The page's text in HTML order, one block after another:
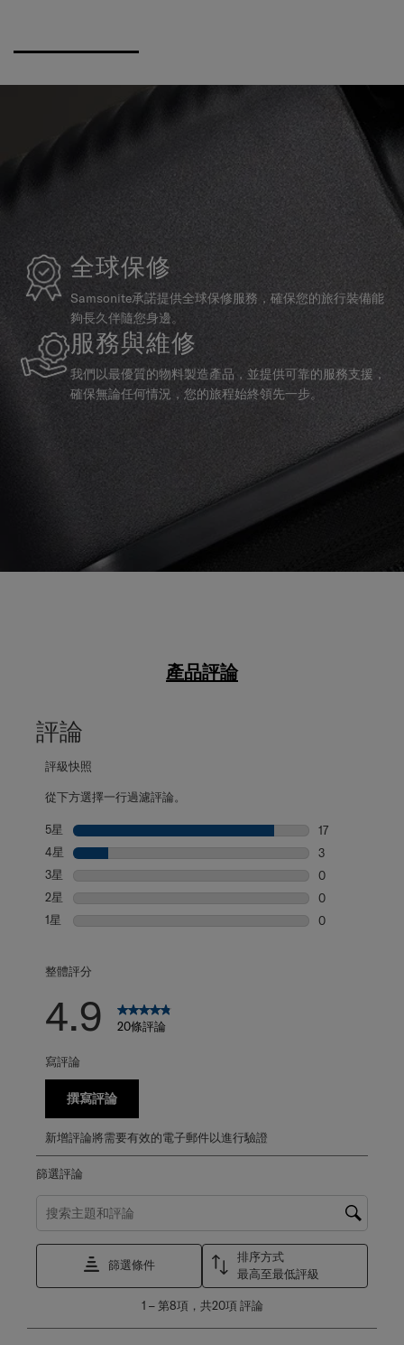
全球保修
Samsonite承諾提供全球保修服務，確保您的旅行裝備能
夠長久伴隨您身邊。
服務與維修
我們以最優質的物料製造產品，並提供可靠的服務支援，
確保無論任何情況，您的旅程始終領先一步。
產品評論
評論
評級快照
從下方選擇一行過濾評論。
5星 星級
17
4星 星級
3
3星 星級
0
2星 星級
0
1星 星級
0
整體評分
4.9 20條評論
寫評論
撰寫評論
新增評論將需要有效的電子郵件以進行驗證
篩選評論
搜尋主題和評論搜尋區域
篩選條件
排序方式
最高至最低評級
第
1 – 第8項，共20項 評論